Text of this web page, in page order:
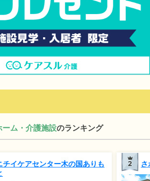
ーム・介護施設のランキング
チイケアセンター木の国ありも
2